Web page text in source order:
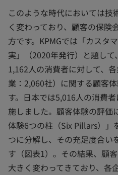
このような時代においては技
く変わっており、顧客の保険
方です。KPMGでは「カスタ
実」（2020年発行）と題し
1,162人の消費者に対して、
業：2,060社）に関する顧客
す。日本では5,016人の消費
施しました。顧客体験の評価
体験6つの柱（Six Pillars）」
つに分解し、その充足度合い
す（図表1）。その結果、顧
大きく変わってきており、各